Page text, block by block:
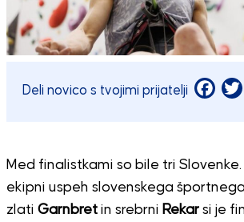
Deli novico s tvojimi prijatelji
Med finalistkami so bile tri
ekipni uspeh slovenskega
zlati Garnbretin srebrni Rekarsi je